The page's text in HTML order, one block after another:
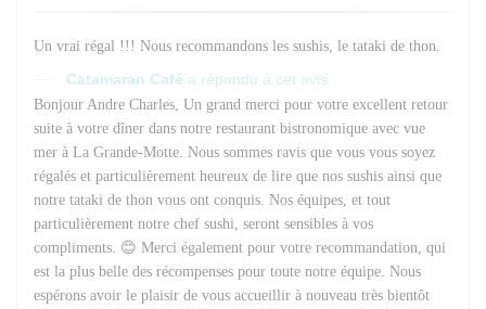
Un vrai régal !!! Nous recommandons les sushis, le tataki de thon.
Catamaran Café a répondu à cet avis
Bonjour Andre Charles, Un grand merci pour votre excellent retour
suite à votre dîner dans notre restaurant bistronomique avec vue
mer à La Grande-Motte. Nous sommes ravis que vous vous soyez
régalés et particulièrement heureux de lire que nos sushis ainsi que
notre tataki de thon vous ont conquis. Nos équipes, et tout
particulièrement notre chef sushi, seront sensibles à vos
compliments. 😊 Merci également pour votre recommandation, qui
est la plus belle des récompenses pour toute notre équipe. Nous
espérons avoir le plaisir de vous accueillir à nouveau très bientôt